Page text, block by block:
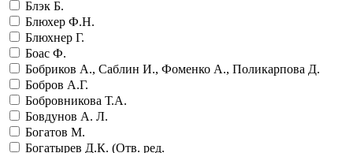
Блэк Б.
Блюхер Ф.Н.
Блюхнер Г.
Боас Ф.
Бобриков А., Саблин И., Фоменко А., Поликарпова Д.
Бобров А.Г.
Бобровникова Т.А.
Бовдунов А. Л.
Богатов М.
Богатырев Д.К. (Отв. ред.